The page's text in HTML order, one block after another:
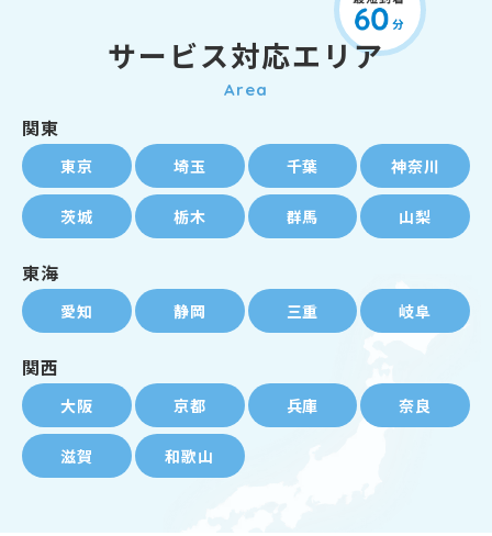
サービス対応エリア
Area
関東
東京 埼玉 千葉 神奈川
茨城 栃木 群馬 山梨
東海
愛知 静岡 三重 岐阜
関西
大阪 京都 兵庫 奈良
滋賀 和歌山